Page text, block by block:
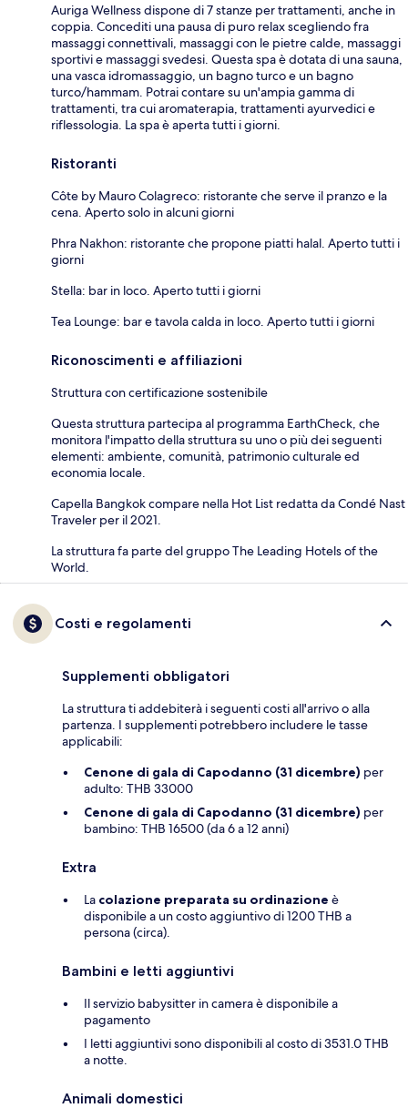
Auriga Wellness dispone di 7 stanze per trattamenti, anche in
coppia. Concediti una pausa di puro relax scegliendo fra
massaggi connettivali, massaggi con le pietre calde, massaggi
sportivi e massaggi svedesi. Questa spa è dotata di una sauna,
una vasca idromassaggio, un bagno turco e un bagno
turco/hammam. Potrai contare su un'ampia gamma di
trattamenti, tra cui aromaterapia, trattamenti ayurvedici e
riflessologia. La spa è aperta tutti i giorni.
Ristoranti
Côte by Mauro Colagreco: ristorante che serve il pranzo e la
cena. Aperto solo in alcuni giorni
Phra Nakhon: ristorante che propone piatti halal. Aperto tutti i
giorni
Stella: bar in loco. Aperto tutti i giorni
Tea Lounge: bar e tavola calda in loco. Aperto tutti i giorni
Riconoscimenti e affiliazioni
Struttura con certificazione sostenibile
Questa struttura partecipa al programma EarthCheck, che
monitora l'impatto della struttura su uno o più dei seguenti
elementi: ambiente, comunità, patrimonio culturale ed
economia locale.
Capella Bangkok compare nella Hot List redatta da Condé Nast
Traveler per il 2021.
La struttura fa parte del gruppo The Leading Hotels of the
World.
Costi e regolamenti
Supplementi obbligatori
La struttura ti addebiterà i seguenti costi all'arrivo o alla
partenza. I supplementi potrebbero includere le tasse
applicabili:
Cenone di gala di Capodanno (31 dicembre) per
adulto: THB 33000
Cenone di gala di Capodanno (31 dicembre) per
bambino: THB 16500 (da 6 a 12 anni)
Extra
La colazione preparata su ordinazione è
disponibile a un costo aggiuntivo di 1200 THB a
persona (circa).
Bambini e letti aggiuntivi
Il servizio babysitter in camera è disponibile a
pagamento
I letti aggiuntivi sono disponibili al costo di 3531.0 THB
a notte.
Animali domestici